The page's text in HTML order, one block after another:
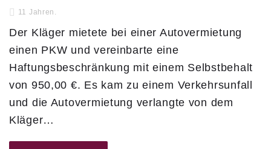
11 Jahren.
Der Kläger mietete bei einer Autovermietung
einen PKW und vereinbarte eine
Haftungsbeschränkung mit einem Selbstbehalt
von 950,00 €. Es kam zu einem Verkehrsunfall
und die Autovermietung verlangte von dem
Kläger…